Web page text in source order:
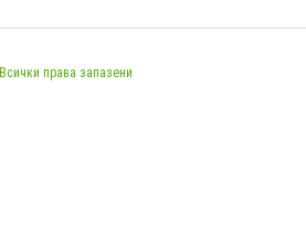
права запазени